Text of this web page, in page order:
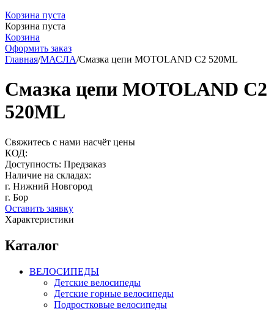
Корзина пуста
Корзина пуста
Корзина
Оформить заказ
Главная/МАСЛА/Смазка цепи MOTOLAND C2 520ML
Смазка цепи MOTOLAND C2
520ML
Свяжитесь с нами насчёт цены
КОД:
Доступность: Предзаказ
Наличие на складах:
г. Нижний Новгород
г. Бор
Оставить заявку
Характеристики
Каталог
ВЕЛОСИПЕДЫ
Детские велосипеды
Детские горные велосипеды
Подростковые велосипеды